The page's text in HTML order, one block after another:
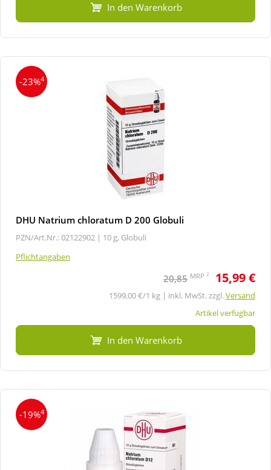
In den Warenkorb
-23%4
DHU Natrium chloratum D 200 Globuli
PZN/Art.Nr.: 02122902 | 10 g, Globuli
Pflichtangaben
20,85 MRP 2 15,99 €
1599,00 €/1 kg | inkl. MwSt. zzgl.Versand
Artikel verfügbar
In den Warenkorb
-19%4